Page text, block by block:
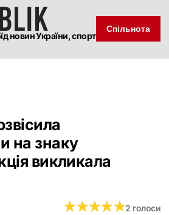
новин України, спорт
Спільнота
на знаку
викликала
★★★★★
★★★★★2 голоси